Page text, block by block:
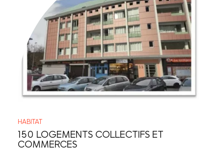
HABITAT
150 LOGEMENTS COLLECTIFS ET
COMMERCES